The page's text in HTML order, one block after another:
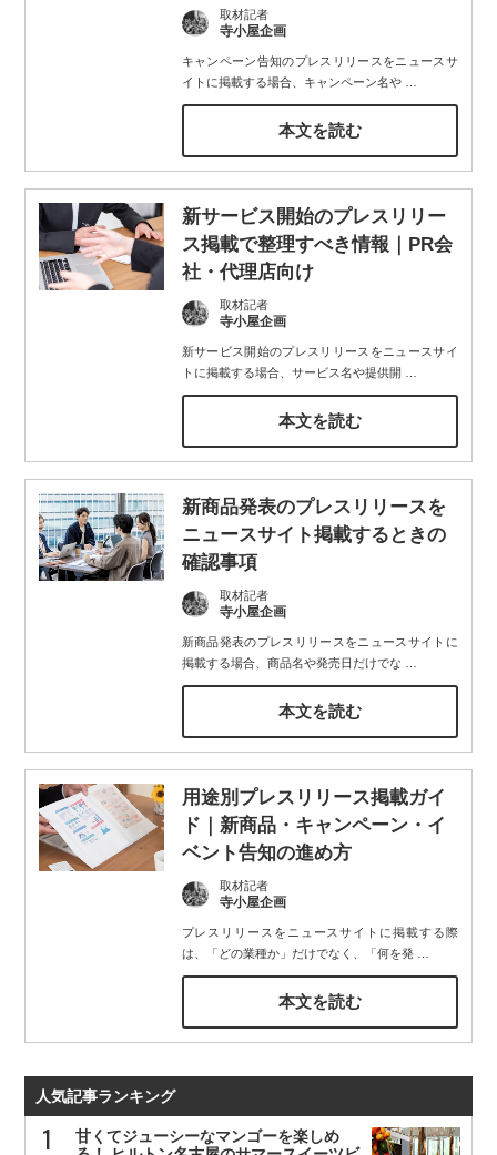
取材記者
寺小屋企画
キャンペーン告知のプレスリリースをニュースサ
イトに掲載する場合、キャンペーン名や…
本文を読む
新サービス開始のプレスリリー
ス掲載で整理すべき情報｜PR会
社・代理店向け
取材記者
寺小屋企画
新サービス開始のプレスリリースをニュースサイ
トに掲載する場合、サービス名や提供開
本文を読む
新商品発表のプレスリリースを
ニュースサイト掲載するときの
確認事項
取材記者
寺小屋企画
新商品発表のプレスリリースをニュースサイトに
掲載する場合、商品名や発売日だけでな
本文を読む
用途別プレスリリース掲載ガイ
ド｜新商品・キャンペーン・イ
ベント告知の進め方
取材記者
寺小屋企画
プレスリリースをニュースサイトに掲載する際
は、「どの業種か」だけでなく、「何を発…
本文を読む
人気記事ランキング
甘くてジューシーなマンゴーを楽しめ